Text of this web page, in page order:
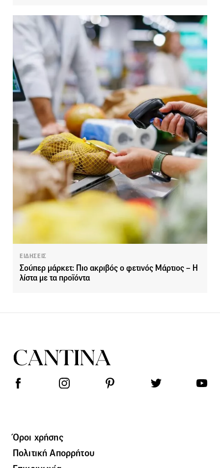
ΕΙΔΗΣΕΙΣ
Σούπερ μάρκετ: Πιο ακριβός ο φετινός Μάρτιος – Η
λίστα με τα προϊόντα
Όροι χρήσης
Πολιτική Απορρήτου